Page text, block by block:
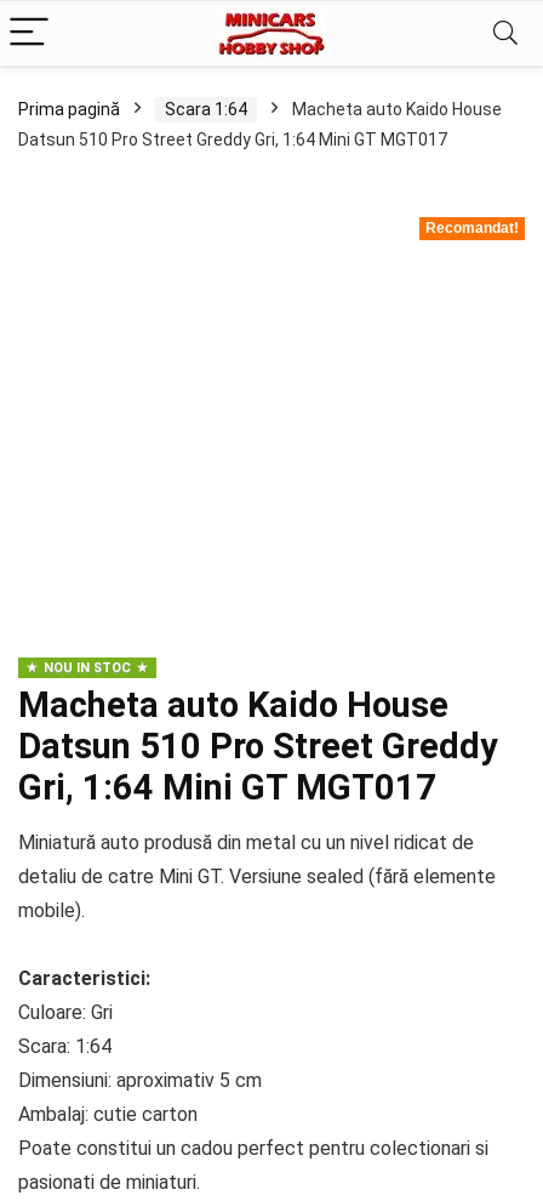
Prima pagină Scara 1:64
Macheta auto Kaido House
Datsun 510 Pro Street Greddy Gri, 1:64 Mini GT MGT017
Recomandat!
NOU IN STOC
Macheta auto Kaido House
Datsun 510 Pro Street Greddy
Gri, 1:64 Mini GT MGT017
Miniatură auto produsă din metal cu un nivel ridicat de
detaliu de catre Mini GT. Versiune sealed (fără elemente
mobile).
Caracteristici:
Culoare: Gri
Scara: 1:64
Dimensiuni: aproximativ 5 cm
Ambalaj: cutie carton
Poate constitui un cadou perfect pentru colectionari si
pasionati de miniaturi.